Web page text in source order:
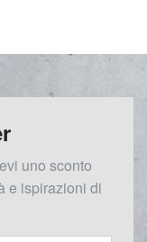
uno sconto
e ispirazioni di